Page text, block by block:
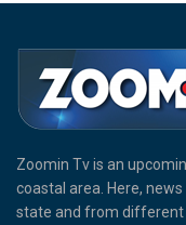
Zoomin Tv is an
coastal area. Here,
state and from different